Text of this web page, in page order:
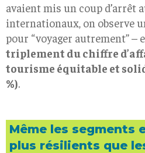
avaient mis un coup d’arrêt
internationaux, on observe
pour “voyager autrement” –
triplement du chiffre
tourisme équitable et
%).
Même les segments
plus résilients que